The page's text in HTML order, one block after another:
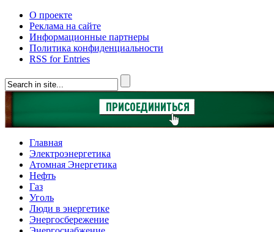
О проекте
Реклама на сайте
Информационные партнеры
Политика конфиденциальности
RSS for Entries
Главная
Электроэнергетика
Атомная Энергетика
Нефть
Газ
Уголь
Люди в энергетике
Энергосбережение